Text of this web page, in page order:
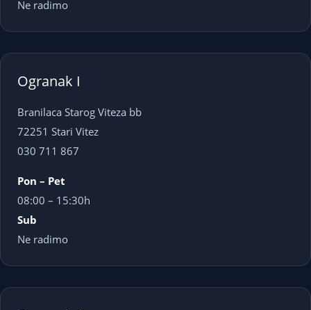
Ne radimo
Ogranak I
Branilaca Starog Viteza bb
72251 Stari Vitez
030 711 867
Pon – Pet
08:00 – 15:30h
Sub
Ne radimo